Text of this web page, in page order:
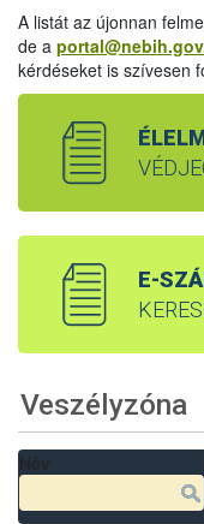
A listát az újonnan
de a
kérdéseket is szívesen
E-
Veszélyzóna